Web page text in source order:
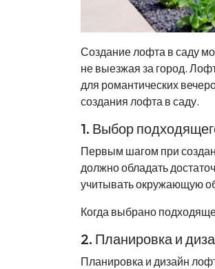
Создание лофта в саду
не выезжая за город.
для романтических
создания лофта в саду.
1. Выбор
Первым шагом при
должно обладать
учитывать окружающую
Когда выбрано
2. Планировка и
Планировка и дизайн